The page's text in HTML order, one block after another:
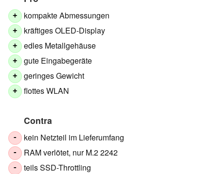
+ kompakte Abmessungen
+ kräftiges OLED-Display
+ edles Metallgehäuse
+ gute Eingabegeräte
+ geringes Gewicht
+ flottes WLAN
Contra
- kein Netzteil im Lieferumfang
- RAM verlötet, nur M.2 2242
- teils SSD-Throttling